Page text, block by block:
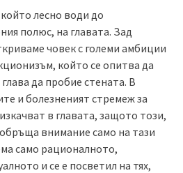
който лесно води до
полюс, на главата. Зад
човек с големи амбиции
който се опитва да
да пробие стената. В
и болезненият стремеж за
в главата, защото този,
внимание само на тази
само рационалното,
и се е посветил на тях,